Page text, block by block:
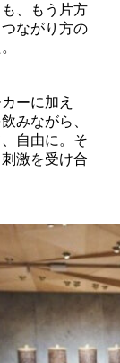
、もう片方
ながり方の
ーに加え
みながら、
自由に。そ
激を受け合